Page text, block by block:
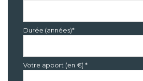
Durée (années)*
Votre apport (en €) *